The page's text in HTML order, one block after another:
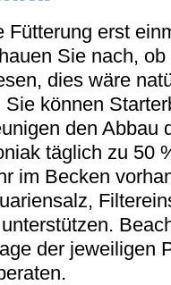
Fütterung erst
Sie nach,
dies wäre
Sie können
den Abbau
täglich zu 50
im Becken
der jeweiligen